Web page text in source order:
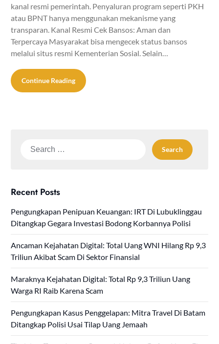
kanal resmi pemerintah. Penyaluran program seperti PKH
atau BPNT hanya menggunakan mekanisme yang
transparan. Kanal Resmi Cek Bansos: Aman dan
Terpercaya Masyarakat bisa mengecek status bansos
melalui situs resmi Kementerian Sosial. Selain…
Continue Reading
Search
Recent Posts
Pengungkapan Penipuan Keuangan: IRT Di Lubuklinggau
Ditangkap Gegara Investasi Bodong Korbannya Polisi
Ancaman Kejahatan Digital: Total Uang WNI Hilang Rp 9,3
Triliun Akibat Scam Di Sektor Finansial
Maraknya Kejahatan Digital: Total Rp 9,3 Triliun Uang
Warga RI Raib Karena Scam
Pengungkapan Kasus Penggelapan: Mitra Travel Di Batam
Ditangkap Polisi Usai Tilap Uang Jemaah